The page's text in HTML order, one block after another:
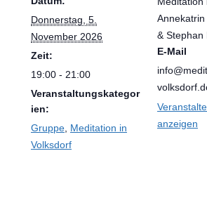
Donnerstag, 5.
November 2026
Zeit:
19:00 - 21:00
Veranstaltungskategor
ien:
Gruppe Meditation in
Volksdorf
& Stephan
E-Mail
anzeigen